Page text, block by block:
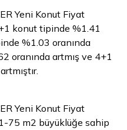
Yeni Konut Fiyat
konut tipinde %1.41
%1.03 oranında
oranında artmış ve 4+1
Yeni Konut Fiyat
75 m2 büyüklüğe sahip